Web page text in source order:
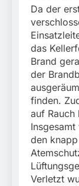
Da der
das
Brand
der
finden.
auf
den
Verletzt